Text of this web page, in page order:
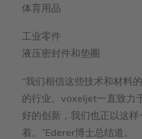
体育用品
工业零件
液压密封件和垫圈
“我们相信这些技术和材料
的行业。voxeljet一直致力
好的创新，我们也正以这
着。”Ederer博士总结道。